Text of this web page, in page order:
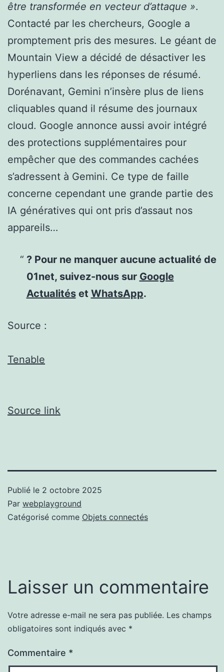
être transformée en vecteur d’attaque ».
Contacté par les chercheurs, Google a
promptement pris des mesures. Le géant de
Mountain View a décidé de désactiver les
hyperliens dans les réponses de résumé.
Dorénavant, Gemini n’insère plus de liens
cliquables quand il résume des journaux
cloud. Google annonce aussi avoir intégré
des protections supplémentaires pour
empêcher que des commandes cachées
s’adressent à Gemini. Ce type de faille
concerne cependant une grande partie des
IA génératives qui ont pris d’assaut nos
appareils…
? Pour ne manquer aucune actualité de
01net, suivez-nous sur Google
Actualitéset WhatsApp.
Source :
Tenable
Source link
Publié le 2 octobre 2025
Par webplayground
Catégorisé comme Objets connectés
Laisser un commentaire
Votre adresse e-mail ne sera pas publiée. Les champs
obligatoires sont indiqués avec *
Commentaire *